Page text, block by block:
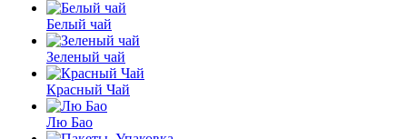
Белый чай
Зеленый чай
Красный Чай
Лю Бао